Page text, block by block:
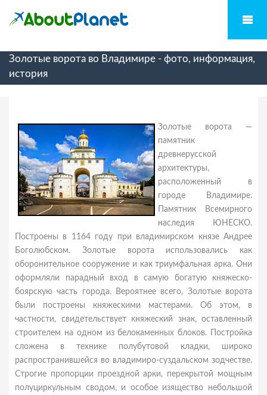
Золотые ворота во Владимире - фото, информация,
история
Золотые ворота —
памятник
древнерусской
архитектуры,
расположенный в
городе Владимире.
Памятник Всемирного
наследия ЮНЕСКО.
Построены в 1164 году при владимирском князе Андрее
Боголюбском. Золотые ворота использовались как
оборонительное сооружение и как триумфальная арка. Они
оформляли парадный вход в самую богатую княжеско-
боярскую часть города. Вероятнее всего, Золотые ворота
были построены княжескими мастерами. Об этом, в
частности, свидетельствует княжеский знак, оставленный
строителем на одном из белокаменных блоков. Постройка
сложена в технике полубутовой кладки, широко
распространившейся во владимиро-суздальском зодчестве.
Строгие пропорции проездной арки, перекрытой мощным
полуциркульным сводом, и особое изящество небольшой